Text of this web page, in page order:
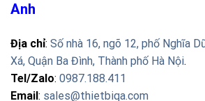
Anh
Địa chỉ: Số nhà 16, ngõ 12, phố Nghĩa
Xá, Quận Ba Đình, Thành phố Hà Nội.
Tel/Zalo: 0987.188.411
Email: sales@thietbiqa.com